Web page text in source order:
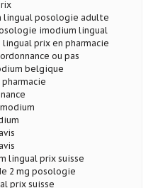
lingual posologie adulte
imodium lingual
prix en pharmacie
ou pas
belgique
lingual prix suisse
2 mg posologie
prix suisse